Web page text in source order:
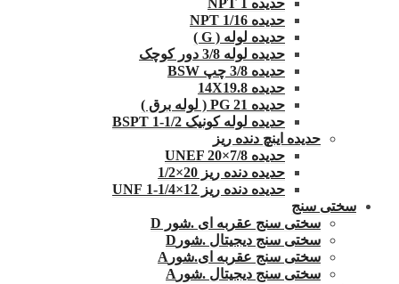
حدیده NPT 1
حدیده 1/16 NPT
حدیده لوله ( G )
حدیده لوله 3/8 دور کوچک
حدیده 3/8 چپ BSW
حدیده 14X19.8
حدیده 21 PG ( لوله برق )
حدیده لوله کونیک 1/2-1 BSPT
حدیده اینچ دنده ریز
حدیده UNEF 20×7/8
حدیده دنده ریز 20×1/2
حدیده دنده ریز 12×1/4-1 UNF
سختی سنج
سختی سنج عقربه ای .شور D
سختی سنج دیجیتال .شورD
سختی سنج عقربه ای.شورA
سختی سنج دیجیتال .شورA